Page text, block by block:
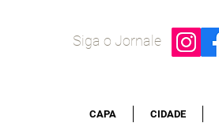
Siga o Jornale
CAPA CIDADE